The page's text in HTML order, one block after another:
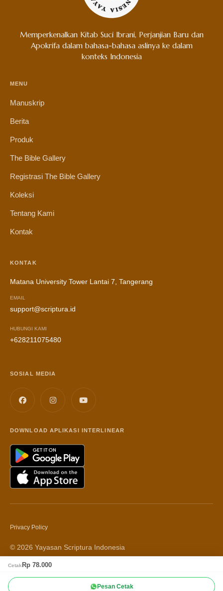
Cetak Rp 78.000
Pesan Cetak
Memperkenalkan Kitab Suci Ibrani, Perjanjian Baru dan
Apokrifa dalam bahasa-bahasa aslinya ke dalam
konteks Indonesia
MENU
Manuskrip
Berita
Produk
The Bible Gallery
Registrasi The Bible Gallery
Koleksi
Tentang Kami
Kontak
KONTAK
Matana University Tower Lantai 7, Tangerang
EMAIL
support@scriptura.id
HUBUNGI KAMI
+628211075480
SOSIAL MEDIA
DOWNLOAD APLIKASI INTERLINEAR
Privacy Policy
© 2026 Yayasan Scriptura Indonesia